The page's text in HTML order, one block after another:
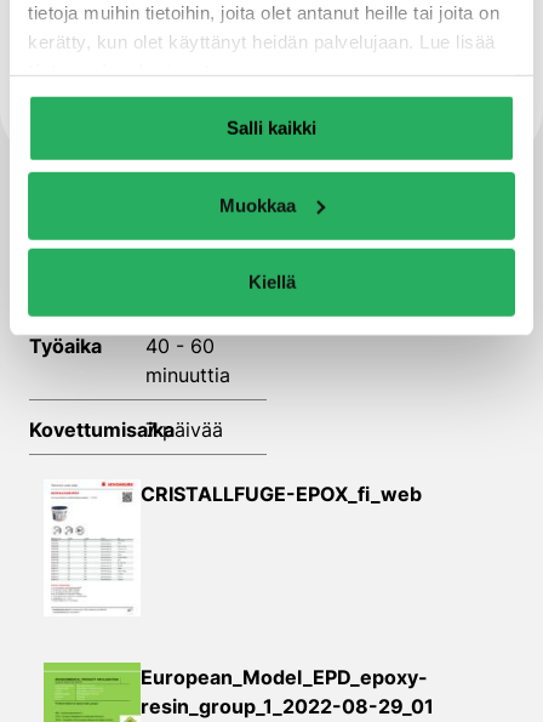
tietoja muihin tietoihin, joita olet antanut heille tai joita on
kerätty, kun olet käyttänyt heidän palvelujaan. Lue lisää
Salli kaikki
Muokkaa
Kiellä
Kestää aggressiivisia kotitalouksien
Tekniset tiedot ja kuvat
Työaika
40 - 60
minuuttia
Kovettumisaika7 päivää
CRISTALLFUGE-EPOX_fi_web
European_Model_EPD_epoxy-
resin_group_1_2022-08-29_01